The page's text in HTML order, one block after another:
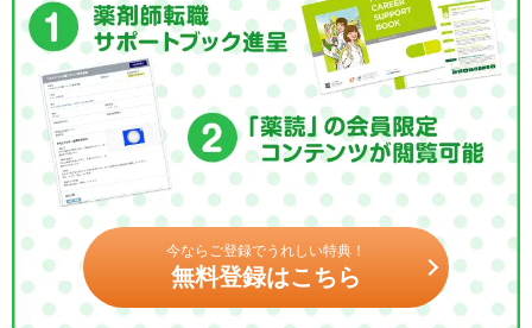
今ならご登録でうれしい特典！
無料登録はこちら